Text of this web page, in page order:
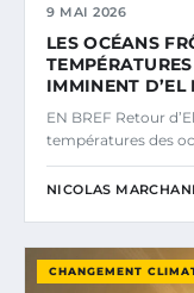
9 MAI 2026
LES OCÉANS
IMMINENT D’EL
EN BREF Retour
températures des
NICOLAS
CHANGEMENT